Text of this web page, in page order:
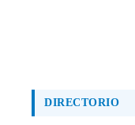
DIRECTORIO